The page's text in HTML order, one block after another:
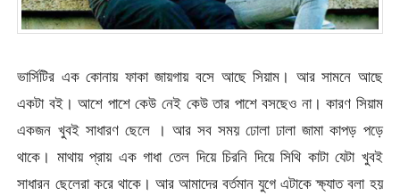
ভার্সিটির এক কোনায় ফাকা জায়গায় বসে আছে সিয়াম। আর সামনে আছে
একটা বই। আশে পাশে কেউ নেই কেউ তার পাশে বসছেও না। কারণ সিয়াম
একজন খুবই সাধারণ ছেলে । আর সব সময় ঢোলা ঢালা জামা কাপড় পড়ে
থাকে। মাথায় প্রায় এক গাধা তেল দিয়ে চিরনি দিয়ে সিথি কাটা যেটা খুবই
সাধারন ছেলেরা করে থাকে। আর আমাদের বর্তমান যুগে এটাকে ক্ষ্যাত বলা হয়